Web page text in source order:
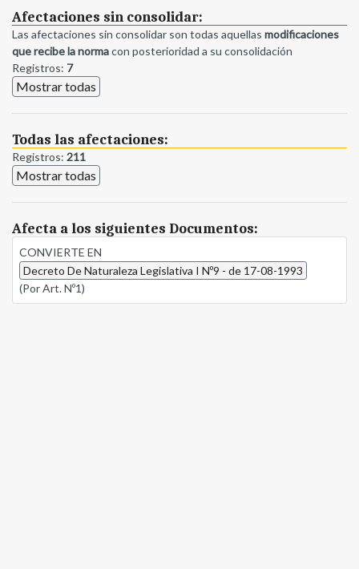
Afectaciones sin consolidar:
Las afectaciones sin consolidar son todas aquellas modificaciones
que recibe la normacon posterioridad a su consolidación
Registros: 7
Mostrar todas
Todas las afectaciones:
Registros: 211
Mostrar todas
Afecta a los siguientes Documentos:
CONVIERTE EN
Decreto De Naturaleza Legislativa I Nº9 - de 17-08-1993
(Por Art. Nº1)